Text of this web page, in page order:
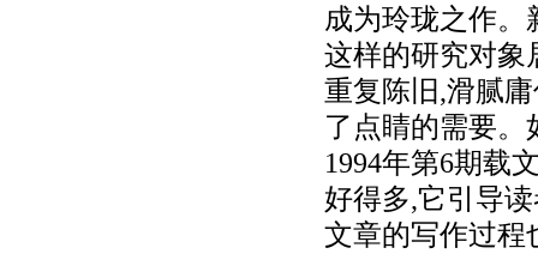
成为玲珑之作。
这样的研究对象
重复陈旧,滑腻
了点睛的需要
1994年第6期载
好得多,它引导
文章的写作过程